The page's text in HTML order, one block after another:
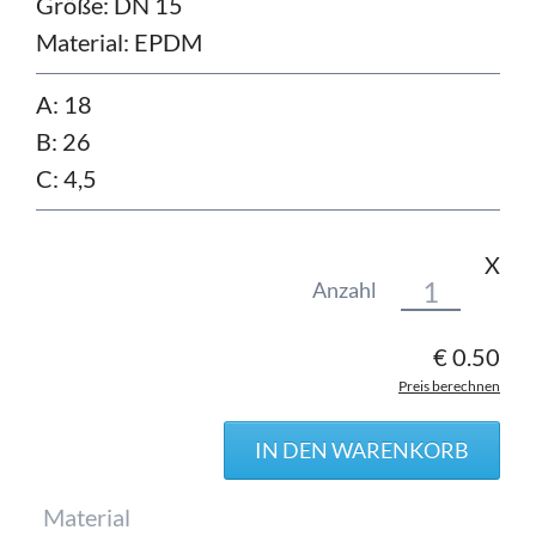
Material: EPDM
A: 18
B: 26
C: 4,5
Anzahl
X
€ 0.50
Preis berechnen
Pflichtfeld
Material